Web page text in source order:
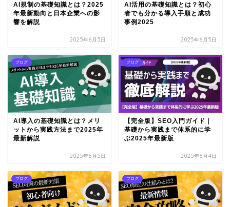
AI規制の基礎知識とは？2025
年最新動向と日本企業への影
響を解説
2025年6月5日
AI活用の基礎知識とは？初心
者でも分かる導入手順と成功
事例2025
2025年6月5日
ブログ
AI導入の基礎知識とは？メリ
ットから実践方法まで2025年
最新解説
2025年6月5日
ブログ
【完全版】SEO入門ガイド｜
基礎から実践まで体系的に学
ぶ2025年最新版
2025年6月4日
ブログ ブログ